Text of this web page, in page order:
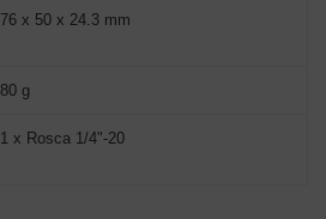
76 x 50 x 24.3 mm
80 g
1 x Rosca 1/4"-20